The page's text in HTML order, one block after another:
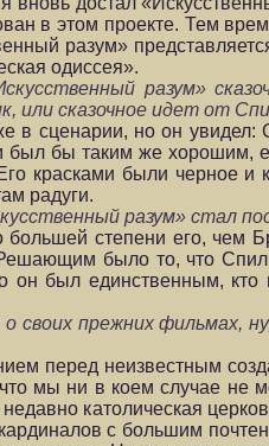
в этом проекте. Тем
разум»
одиссея».
разум»
или сказочное идет от
в сценарии, но он увидел:
бы таким же хорошим,
красками были черное и
радуги.
разум» стал
большей степени его, чем
было то, что
он был единственным, кто
своих прежних фильмах,
перед неизвестным
что мы ни в коем случае
католическая
с большим